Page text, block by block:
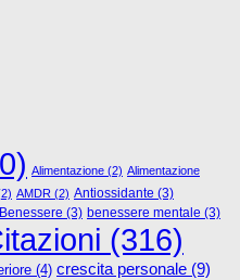
Alimentazione (2) Alimentazione
AMDR (2) Antiossidante (3)
Benessere (3) benessere mentale (3)
(316)
(4) crescita personale (9)